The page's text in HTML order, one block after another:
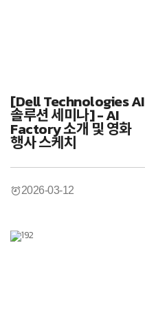
[Dell Technologies AI
솔루션 세미나] - AI
Factory 소개 및 영화
행사 스케치
2026-03-12